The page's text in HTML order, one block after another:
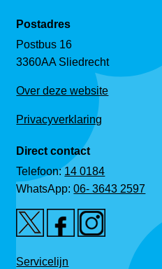
Postadres
Postbus 16
3360AA Sliedrecht
Over deze website
Privacyverklaring
Direct contact
Telefoon:14 0184
WhatsApp:06- 3643 2597
Servicelijn